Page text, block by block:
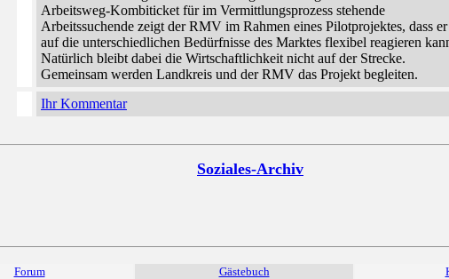
Arbeitsweg-Kombiticket für im Vermittlungsprozess stehende
Arbeitssuchende zeigt der RMV im Rahmen eines Pilotprojektes, dass er
auf die unterschiedlichen Bedürfnisse des Marktes flexibel reagieren
Natürlich bleibt dabei die Wirtschaftlichkeit nicht auf der Strecke.
Gemeinsam werden Landkreis und der RMV das Projekt begleiten.
Ihr Kommentar
Soziales-Archiv
Forum Gästebuch